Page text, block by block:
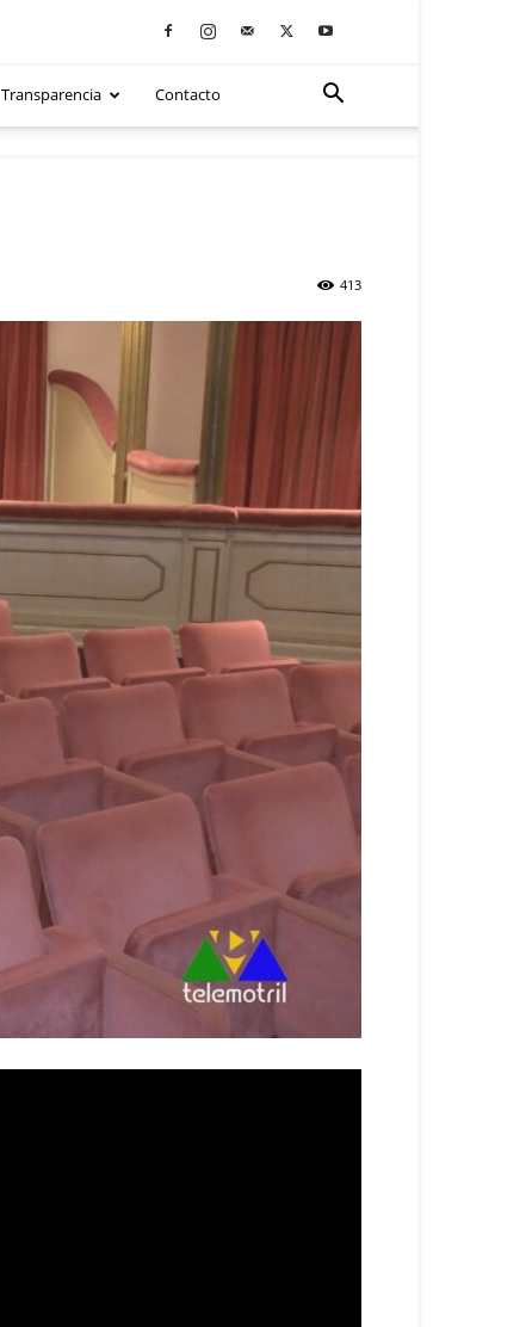
Transparencia Contacto
413